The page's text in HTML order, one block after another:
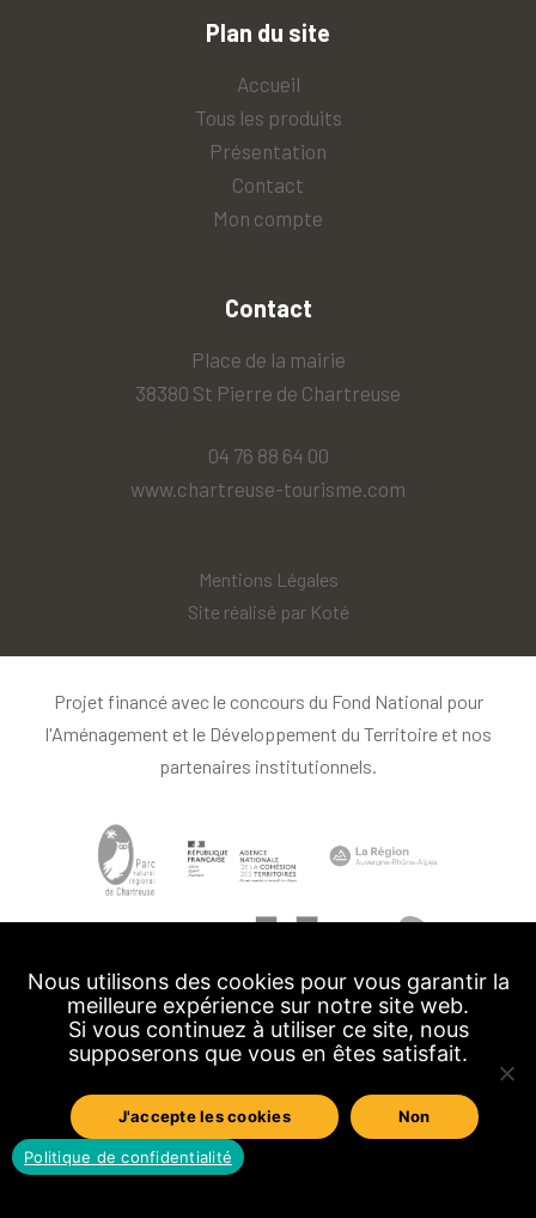
Plan du site
Accueil
Tous les produits
Présentation
Contact
Mon compte
Contact
Place de la mairie
38380 St Pierre de Chartreuse
04 76 88 64 00
www.chartreuse-tourisme.com
Mentions Légales
Site réalisé par Koté
Projet financé avec le concours du Fond National pour
l'Aménagement et le Développement du Territoire et nos
partenaires institutionnels.
Nous utilisons des cookies pour vous garantir la
meilleure expérience sur notre site web.
Si vous continuez à utiliser ce site, nous
supposerons que vous en êtes satisfait.
J'accepte les cookies Non
Politique de confidentialité